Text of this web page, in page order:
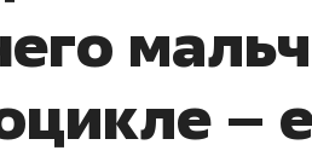
–
интересен Оман?